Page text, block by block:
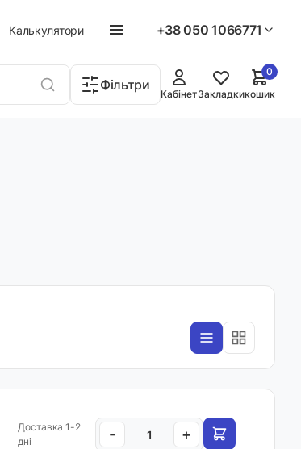
Калькулятори +38 050 1066771
Фільтри
КабінетЗакладкикошик
0
Доставка 1-2
дні
- +